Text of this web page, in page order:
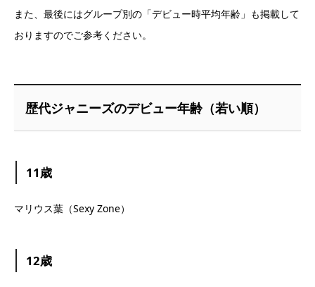
また、最後にはグループ別の「デビュー時平均年齢」も掲載して
おりますのでご参考ください。
歴代ジャニーズのデビュー年齢（若い順）
11歳
マリウス葉（Sexy Zone）
12歳